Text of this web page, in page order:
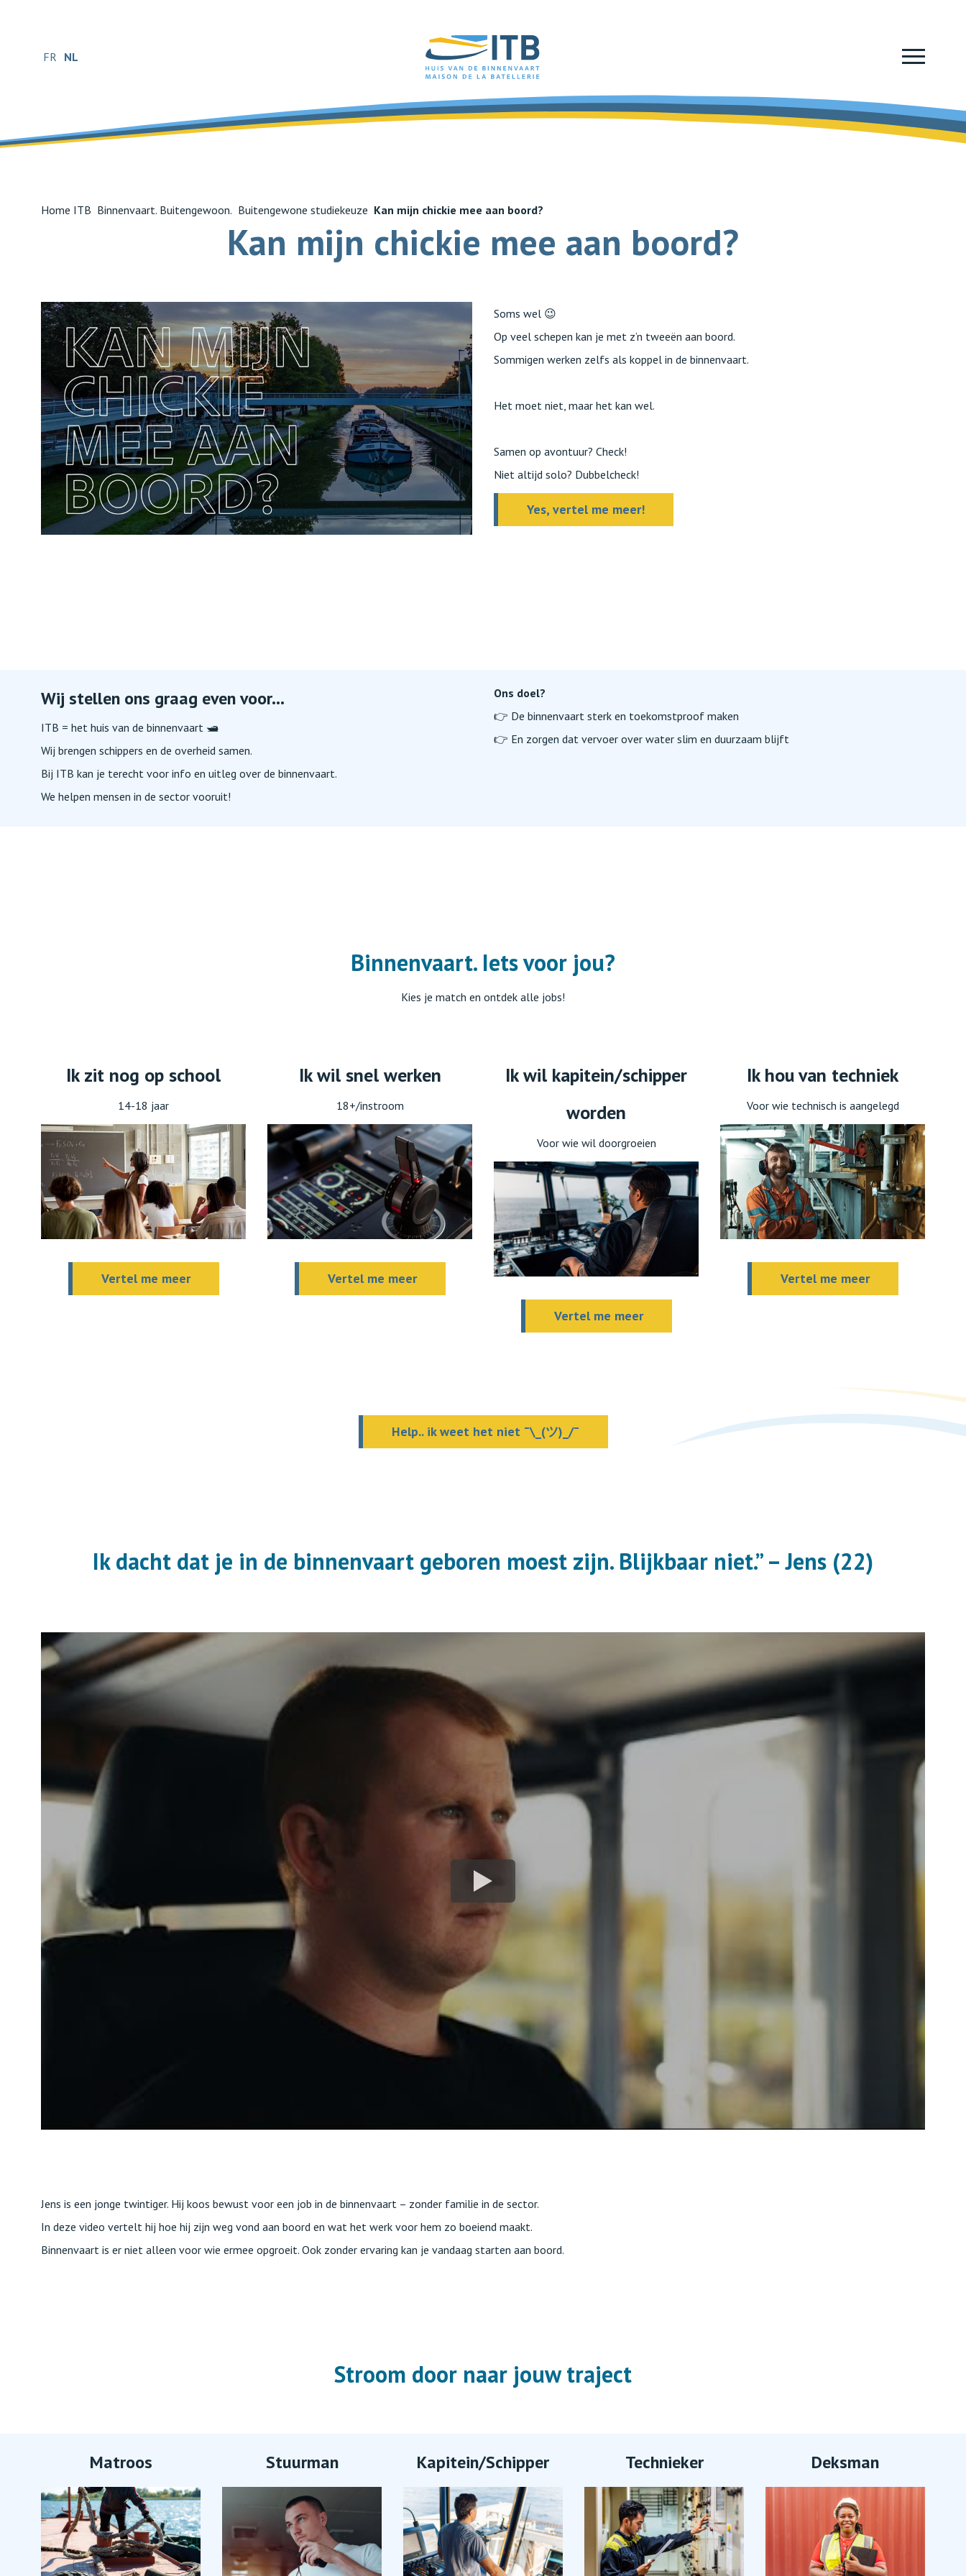
FR NL
Home ITB Binnenvaart. Buitengewoon. Buitengewone studiekeuze Kan mijn chickie mee aan boord?
Kan mijn chickie mee aan boord?
Soms wel 😉
Op veel schepen kan je met z’n tweeën aan boord.
Sommigen werken zelfs als koppel in de binnenvaart.
Het moet niet, maar het kan wel.
Samen op avontuur? Check!
Niet altijd solo? Dubbelcheck!
Yes, vertel me meer!
Wij stellen ons graag even voor...
ITB = het huis van de binnenvaart 🛥️
Wij brengen schippers en de overheid samen.
Bij ITB kan je terecht voor info en uitleg over de binnenvaart.
We helpen mensen in de sector vooruit!
Ons doel?
👉 De binnenvaart sterk en toekomstproof maken
👉 En zorgen dat vervoer over water slim en duurzaam blijft
Binnenvaart. Iets voor jou?
Kies je match en ontdek alle jobs!
Ik zit nog op school
14-18 jaar
Vertel me meer
Ik wil snel werken
18+/instroom
Vertel me meer
Ik wil kapitein/schipper
worden
Voor wie wil doorgroeien
Vertel me meer
Ik hou van techniek
Voor wie technisch is aangelegd
Vertel me meer
Help.. ik weet het niet ¯\_(ツ)_/¯
Ik dacht dat je in de binnenvaart geboren moest zijn. Blijkbaar niet.” – Jens (22)
Jens is een jonge twintiger. Hij koos bewust voor een job in de binnenvaart – zonder familie in de sector.
In deze video vertelt hij hoe hij zijn weg vond aan boord en wat het werk voor hem zo boeiend maakt.
Binnenvaart is er niet alleen voor wie ermee opgroeit. Ook zonder ervaring kan je vandaag starten aan boord.
Stroom door naar jouw traject
Matroos Stuurman Kapitein/Schipper Technieker Deksman